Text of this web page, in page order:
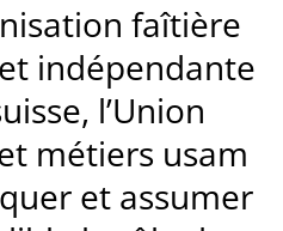
faîtière
indépendante
l’Union
métiers usam
et assumer